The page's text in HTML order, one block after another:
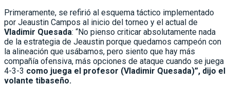
Primeramente, se refirió al esquema táctico implementado
por Jeaustin Campos al inicio del torneo y el actual de
Vladimir Quesada: “No pienso criticar absolutamente nada
de la estrategia de Jeaustin porque quedamos campeón con
la alineación que usábamos, pero siento que hay más
compañía ofensiva, más opciones de ataque cuando se juega
4-3-3 como juega el profesor (Vladimir Quesada)”, dijo el
volante tibaseño.